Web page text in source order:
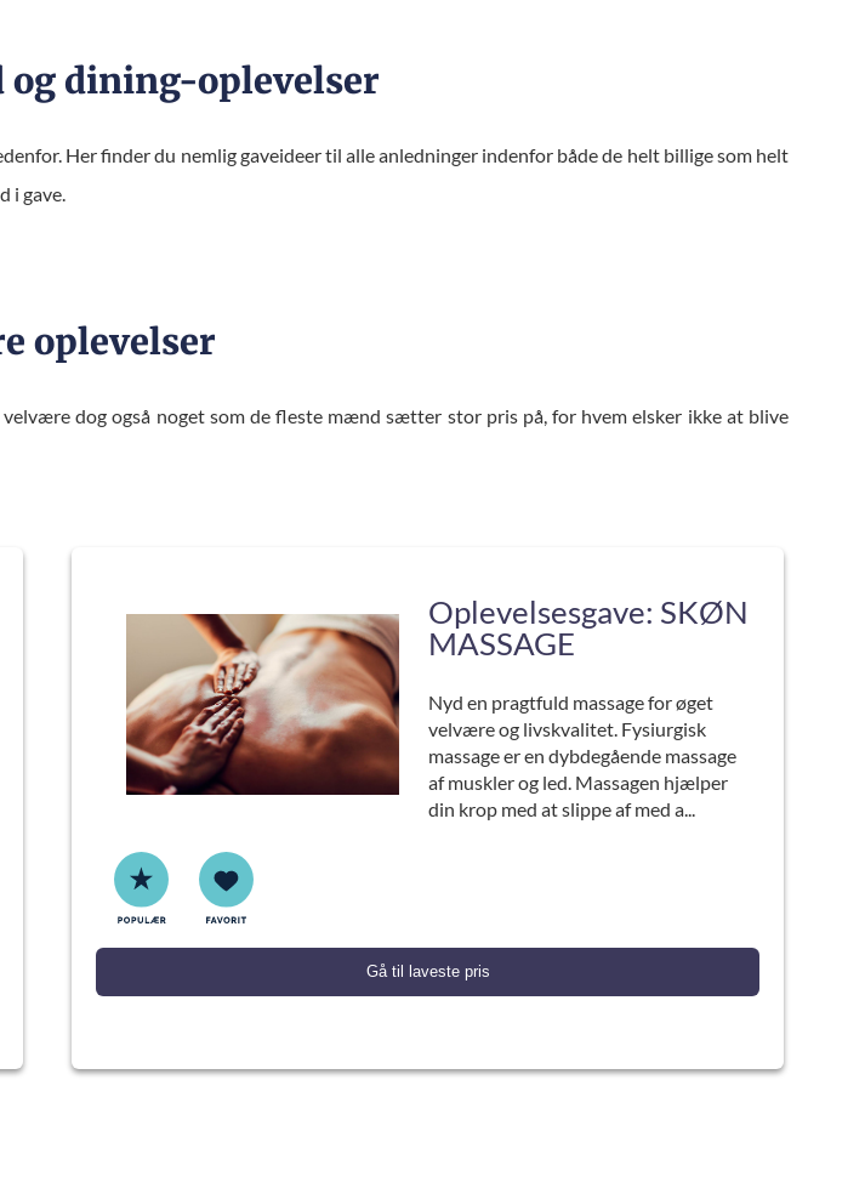
og dining-oplevelser
Her finder du nemlig gaveideer til alle anledninger indenfor både de helt billige som helt
i gave.
oplevelser
dog også noget som de fleste mænd sætter stor pris på, for hvem elsker ikke at blive
Oplevelsesgave: SKØN
MASSAGE
Nyd en pragtfuld massage for øget
velvære og livskvalitet. Fysiurgisk
massage er en dybdegående massage
af muskler og led. Massagen hjælper
din krop med at slippe af med a...
Gå til laveste pris